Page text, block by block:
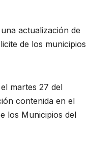
actualización de
de los municipios
martes 27 del
contenida en el
los Municipios del